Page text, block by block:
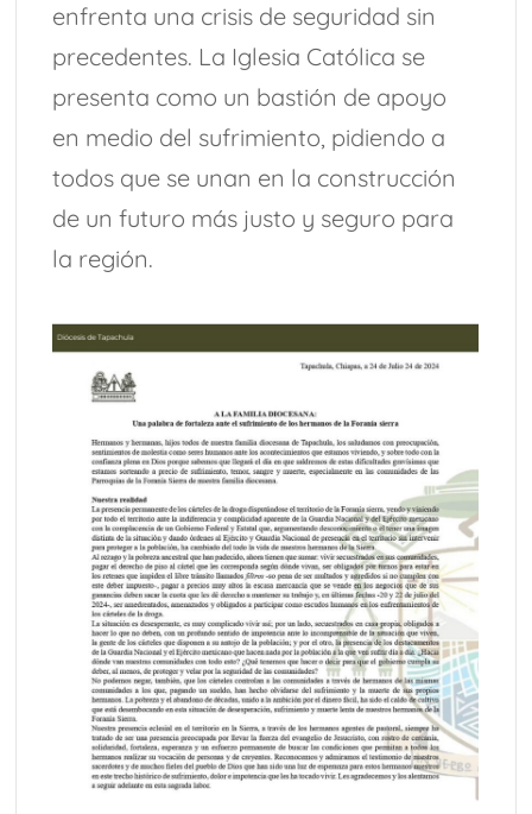
enfrenta una crisis de seguridad sin
precedentes. La Iglesia Católica se
presenta como un bastión de apoyo
en medio del sufrimiento, pidiendo a
todos que se unan en la construcción
de un futuro más justo y seguro para
la región.